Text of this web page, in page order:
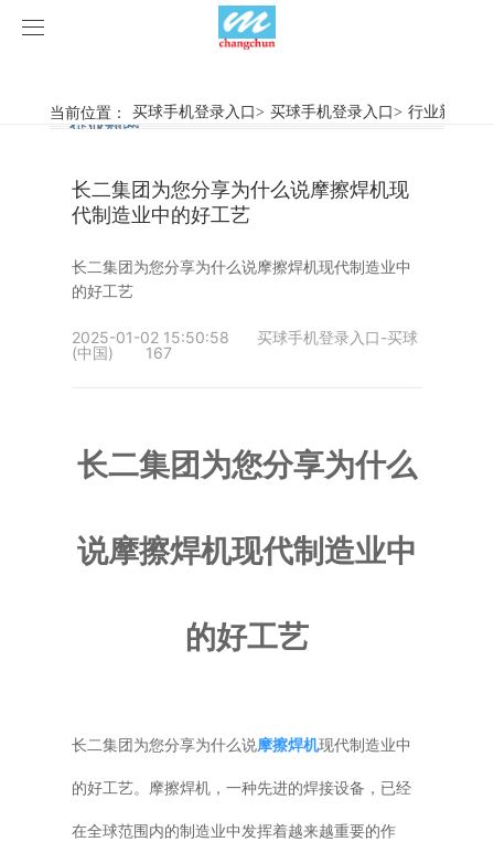
买球手机登录入口
旋弧焊机
连续驱动摩擦焊机
简易数控铣床
普通铣床
产品视频
企业动态
客户案例
荣誉资质
买球手机登录入口-买球(中国)
当前位置： 买球手机登录入口> 买球手机登录入口> 行业新闻
行业新闻
企业动态
长二集团为您分享为什么说摩擦焊机现
代制造业中的好工艺
长二集团为您分享为什么说摩擦焊机现代制造业中
的好工艺
2025-01-02 15:50:58
买球手机登录入口-买球
(中国)
167
长二集团为您分享为什么
说摩擦焊机现代制造业中
的好工艺
长二集团为您分享为什么说摩擦焊机现代制造业中
的好工艺。摩擦焊机，一种先进的焊接设备，已经
在全球范围内的制造业中发挥着越来越重要的作